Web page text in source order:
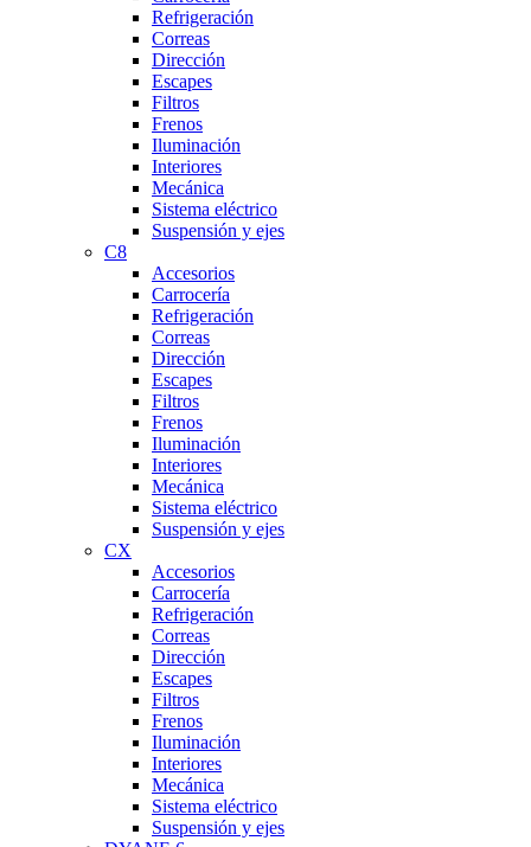
Refrigeración
Correas
Dirección
Escapes
Filtros
Frenos
Iluminación
Interiores
Mecánica
Sistema eléctrico
Suspensión y ejes
C8
Accesorios
Carrocería
Refrigeración
Correas
Dirección
Escapes
Filtros
Frenos
Iluminación
Interiores
Mecánica
Sistema eléctrico
Suspensión y ejes
CX
Accesorios
Carrocería
Refrigeración
Correas
Dirección
Escapes
Filtros
Frenos
Iluminación
Interiores
Mecánica
Sistema eléctrico
Suspensión y ejes